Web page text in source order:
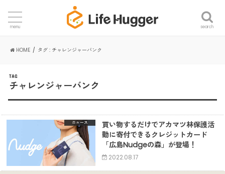
search
menu
HOME タグ : チャレンジャーバンク
TAG
チャレンジャーバンク
ニュース
買い物するだけでアカマツ林保護活
動に寄付できるクレジットカード
「広島Nudgeの森」が登場！
2022.08.17